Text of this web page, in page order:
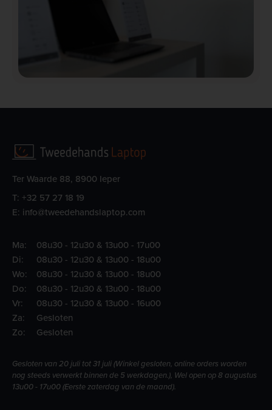
Ter Waarde 88, 8900 Ieper
T: +32 57 27 18 19
E: info@tweedehandslaptop.com
Ma:
08u30 - 12u30 & 13u00 - 17u00
Di:
08u30 - 12u30 & 13u00 - 18u00
Wo:
08u30 - 12u30 & 13u00 - 18u00
Do:
08u30 - 12u30 & 13u00 - 18u00
Vr:
08u30 - 12u30 & 13u00 - 16u00
Za:
Gesloten
Zo:
Gesloten
Gesloten van 20 juli tot 31 juli (Winkel gesloten, online orders worden
nog steeds verwerkt binnen de 5 werkdagen.), Wel open op 8 augustus
13u00 - 17u00 (Eerste zaterdag van de maand).